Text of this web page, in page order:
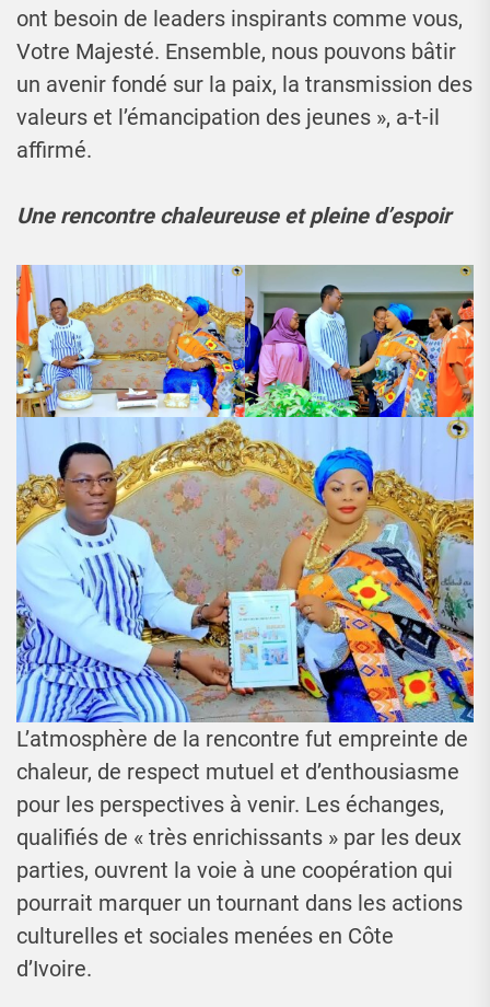
ont besoin de leaders inspirants comme vous,
Votre Majesté. Ensemble, nous pouvons bâtir
un avenir fondé sur la paix, la transmission des
valeurs et l’émancipation des jeunes », a-t-il
affirmé.
Une rencontre chaleureuse et pleine d’espoir
L’atmosphère de la rencontre fut empreinte de
chaleur, de respect mutuel et d’enthousiasme
pour les perspectives à venir. Les échanges,
qualifiés de « très enrichissants » par les deux
parties, ouvrent la voie à une coopération qui
pourrait marquer un tournant dans les actions
culturelles et sociales menées en Côte
d’Ivoire.